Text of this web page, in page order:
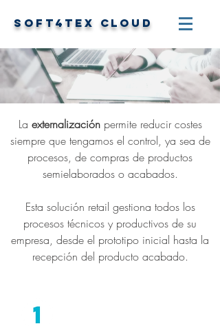
SOFT4TEX CLOUD
La externalizaciónpermite reducir costes
siempre que tengamos el control, ya sea de
procesos, de compras de productos
semielaborados o acabados.
Esta solución retail gestiona todos los
procesos técnicos y productivos de su
empresa, desde el prototipo inicial hasta la
recepción del producto acabado.